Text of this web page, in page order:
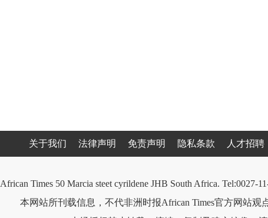
关于我们 法律声明 免责声明 隐私条款 人才招聘
African Times 50 Marcia steet cyrildene JHB South Africa. Tel:0027-
本网站所刊载信息，不代非洲时报African Times官方网站观